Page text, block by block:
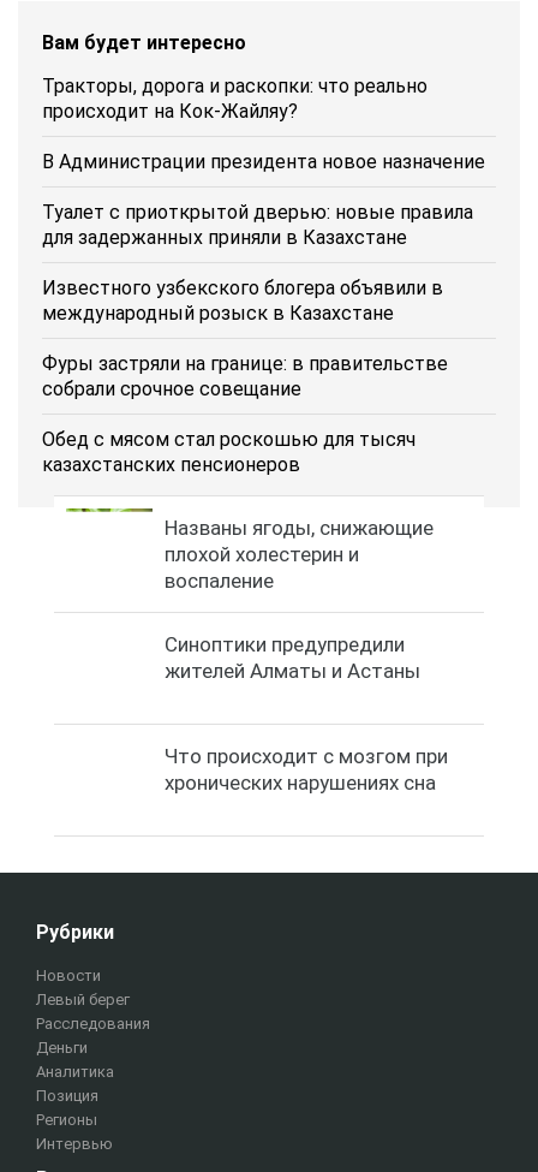
Вам будет интересно
Тракторы, дорога и раскопки: что реально
происходит на Кок-Жайляу?
В Администрации президента новое назначение
Туалет с приоткрытой дверью: новые правила
для задержанных приняли в Казахстане
Известного узбекского блогера объявили в
международный розыск в Казахстане
Фуры застряли на границе: в правительстве
собрали срочное совещание
Обед с мясом стал роскошью для тысяч
казахстанских пенсионеров
Названы ягоды, снижающие
плохой холестерин и
воспаление
Синоптики предупредили
жителей Алматы и Астаны
Что происходит с мозгом при
хронических нарушениях сна
Рубрики
Новости
Левый берег
Расследования
Деньги
Аналитика
Позиция
Регионы
Интервью